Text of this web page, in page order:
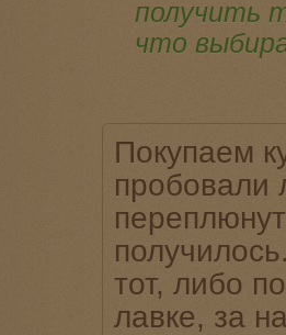
получить
что
Покупаем
пробовали
тот, либо
лавке, за